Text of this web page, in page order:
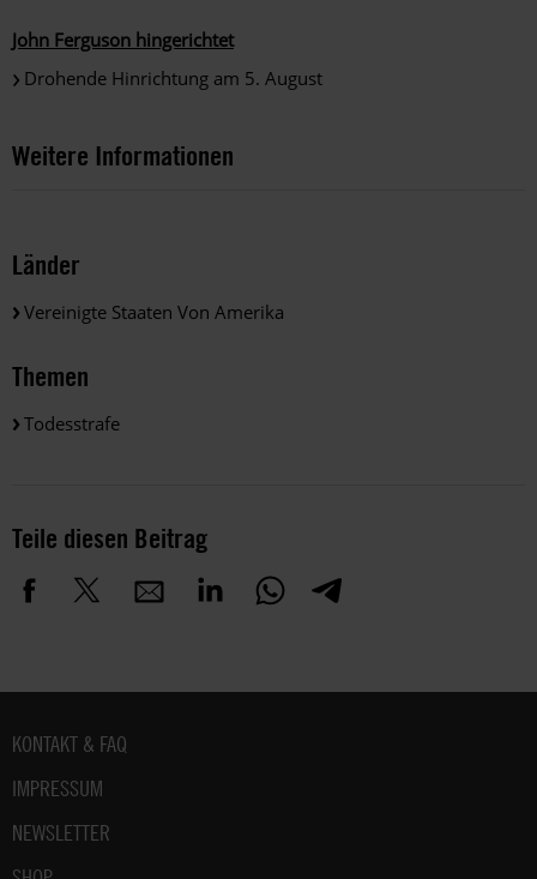
John Ferguson hingerichtet
Drohende Hinrichtung am 5. August
Weitere Informationen
Länder
Vereinigte Staaten Von Amerika
Themen
Todesstrafe
Teile diesen Beitrag
Fußbereich
KONTAKT & FAQ
IMPRESSUM
NEWSLETTER